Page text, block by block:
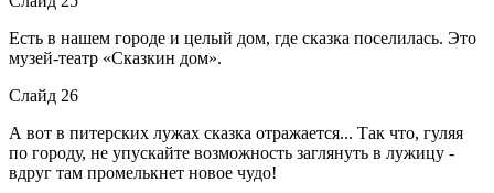
Есть в нашем городе и целый дом, где сказка поселилась. Это
музей-театр «Сказкин дом».
Слайд 26
А вот в питерских лужах сказка отражается... Так что, гуляя
по городу, не упускайте возможность заглянуть в лужицу -
вдруг там промелькнет новое чудо!